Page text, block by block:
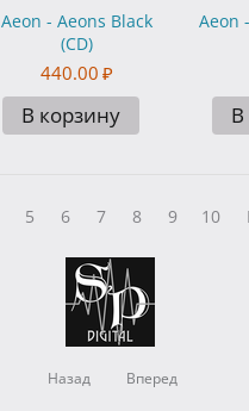
Aeon - Aeons Black
(CD)
440.00 ₽
В корзину
Aeon
В
5 6 7 8 9 10
Назад Вперед